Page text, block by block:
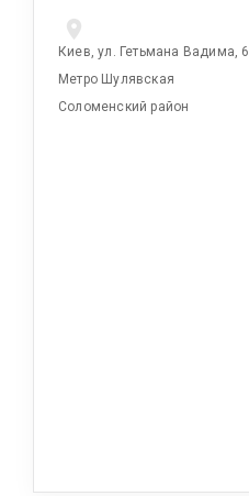
Киев, ул. Гетьмана Вадима, 6
Метро Шулявская
Соломенский район